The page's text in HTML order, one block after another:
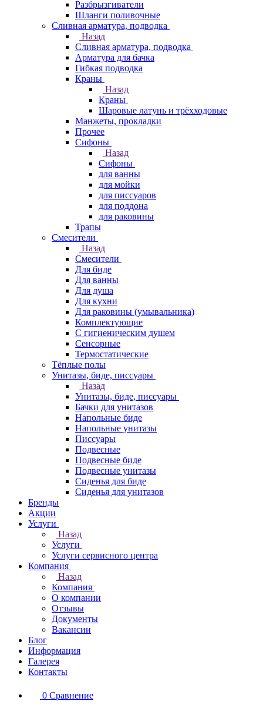
Разбрызгиватели
Шланги поливочные
Сливная арматура, подводка
Назад
Сливная арматура, подводка
Арматура для бачка
Гибкая подводка
Краны
Назад
Краны
Шаровые латунь и трёхходовые
Манжеты, прокладки
Прочее
Сифоны
Назад
Сифоны
для ванны
для мойки
для писсуаров
для поддона
для раковины
Трапы
Смесители
Назад
Смесители
Для биде
Для ванны
Для душа
Для кухни
Для раковины (умывальника)
Комплектующие
С гигиеническим душем
Сенсорные
Термостатические
Тёплые полы
Унитазы, биде, писсуары
Назад
Унитазы, биде, писсуары
Бачки для унитазов
Напольные биде
Напольные унитазы
Писсуары
Подвесные
Подвесные биде
Подвесные унитазы
Сиденья для биде
Сиденья для унитазов
Бренды
Акции
Услуги
Назад
Услуги
Услуги сервисного центра
Компания
Назад
Компания
О компании
Отзывы
Документы
Вакансии
Блог
Информация
Галерея
Контакты
0 Сравнение